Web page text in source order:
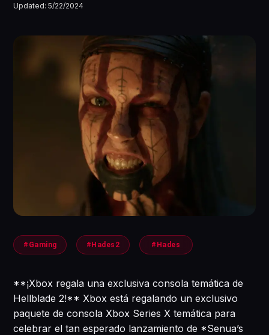
Updated:5/22/2024
#Gaming #Hades2 #Hades
**¡Xbox regala una exclusiva consola temática de
Hellblade 2!** Xbox está regalando un exclusivo
paquete de consola Xbox Series X temática para
celebrar el tan esperado lanzamiento de *Senua’s